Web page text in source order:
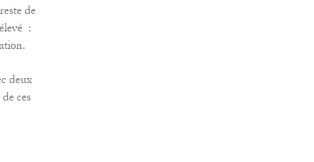
de
:
deux
ces